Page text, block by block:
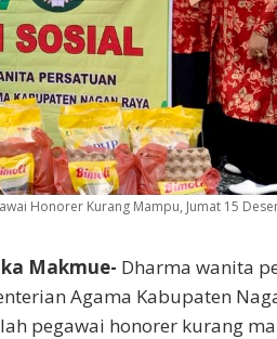
Honorer Kurang Mampu, Jumat 15
Makmue- Dharma wanita
Agama Kabupaten
pegawai honorer kurang